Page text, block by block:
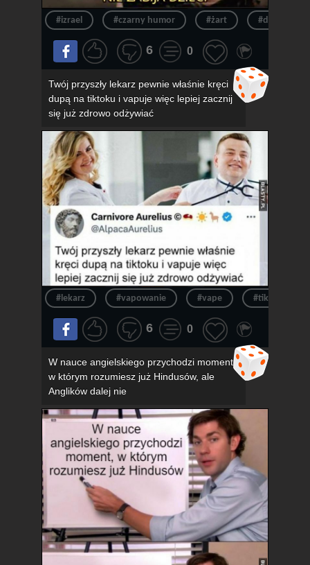
#izrael #czarny humor #żart #dowcip
6 0
Twój przyszły lekarz pewnie właśnie kręci
dupą na tiktoku i vapuje więc lepiej zacznij
się już zdrowo odżywiać
#lekarz #vapowanie #vape #tik tok
6 0
W nauce angielskiego przychodzi moment,
w którym rozumiesz już Hindusów, ale
Anglików dalej nie